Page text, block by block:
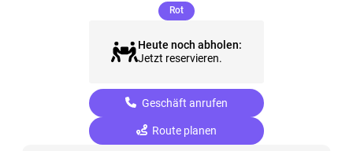
Rot(ausgewählt)
Heute noch abholen:
Jetzt reservieren.
Geschäft anrufen
Route planen